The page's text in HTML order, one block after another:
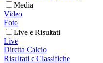
Media
Video
Foto
Live e Risultati
Live
Diretta Calcio
Risultati e Classifiche